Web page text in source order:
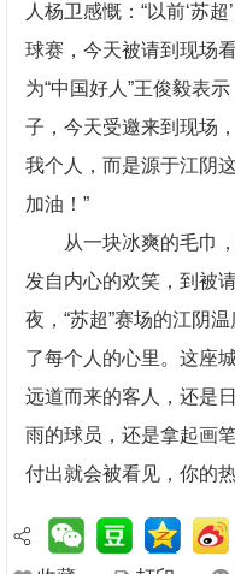
人杨卫感慨：“以前‘苏
球赛，今天被请到现场
为“中国好人”王俊毅表
子，今天受邀来到现场
我个人，而是源于江阴
加油！”
从一块冰爽的毛巾
发自内心的欢笑，到被
夜，“苏超”赛场的江阴
了每个人的心里。这座
远道而来的客人，还是
雨的球员，还是拿起画
付出就会被看见，你的